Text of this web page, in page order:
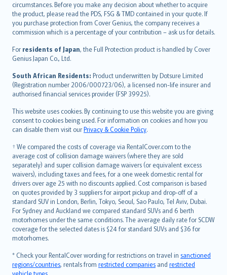
circumstances. Before you make any decision about whether to acquire
the product, please read the PDS, FSG & TMD contained in your quote. If
you purchase protection from Cover Genius, the company receives a
commission which is a percentage of your contribution – ask us for details.
For residents of Japan, the Full Protection product is handled by Cover
Genius Japan Co., Ltd.
South African Residents: Product underwritten by Dotsure Limited
(Registration number 2006/000723/06), a licensed non-life insurer and
authorised financial services provider (FSP 39925).
This website uses cookies. By continuing to use this website you are giving
consent to cookies being used. For information on cookies and how you
can disable them visit ourPrivacy & Cookie Policy.
† We compared the costs of coverage via RentalCover.com to the
average cost of collision damage waivers (where they are sold
separately) and super collision damage waivers (or equivalent excess
waivers), including taxes and fees, for a one week domestic rental for
drivers over age 25 with no discounts applied. Cost comparison is based
on quotes provided by 3 suppliers for airport pickup and drop-off of a
standard SUV in London, Berlin, Tokyo, Seoul, Sao Paulo, Tel Aviv, Dubai.
For Sydney and Auckland we compared standard SUVs and 6 berth
motorhomes under the same conditions. The average daily rate for SCDW
coverage for the selected dates is $24 for standard SUVs and $36 for
motorhomes.
* Check your RentalCover wording for restrictions on travel in sanctioned
regions/countries, rentals from restricted companies and restricted
vehicle types
eesti
Ελληνικά
Magyar
Íslenska
Bahasa Indonesia
latviešu
Lietuviškai
Bahasa Melayu
Română
српски
Slovensky
Slovenščina
Українська
Tiếng Việt